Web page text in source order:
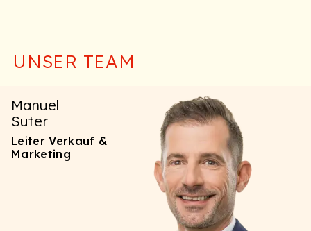
UNSER TEAM
Manuel
Suter
Leiter Verkauf &
Marketing